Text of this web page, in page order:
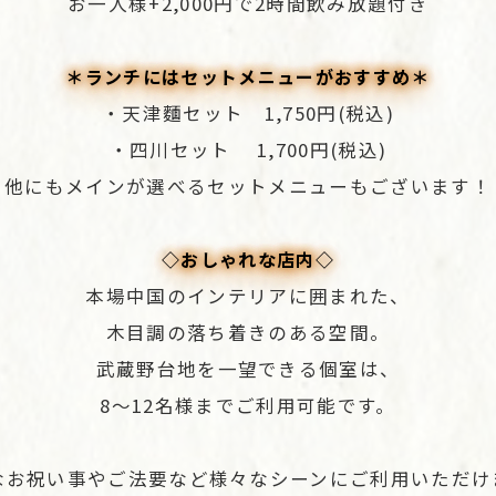
＊ランチにはセットメニューがおすすめ＊
・天津麵セット 1,750円(税込)
・四川セット 1,700円(税込)
他にもメインが選べるセットメニューもございます！
◇おしゃれな店内◇
本場中国のインテリアに囲まれた、
木目調の落ち着きのある空間。
武蔵野台地を一望できる個室は、
8～12名様までご利用可能です。
お祝い事やご法要など様々なシーンにご利用いただけ